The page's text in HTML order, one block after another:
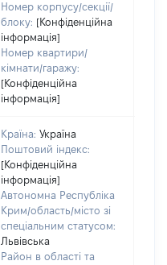
Номер корпусу/секції/
блоку: [Конфіденційна
інформація]
Номер квартири/
кімнати/гаражу:
[Конфіденційна
інформація]
Країна: Україна
Поштовий індекс:
[Конфіденційна
інформація]
Автономна Республіка
Крим/область/місто зі
спеціальним статусом:
Львівська
Район в області та